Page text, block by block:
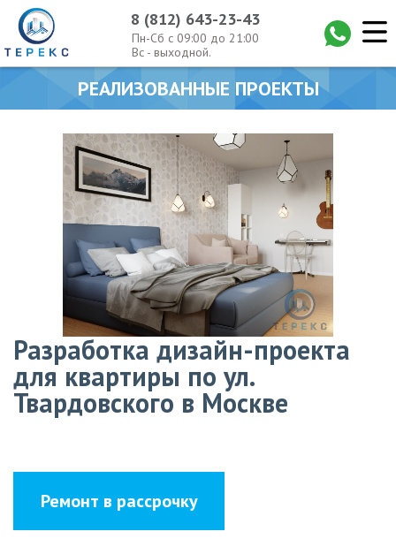
8 (812) 643-23-43
Пн-Сб с 09:00 до 21:00
Вс - выходной.
РЕАЛИЗОВАННЫЕ ПРОЕКТЫ
Разработка дизайн-проекта
для квартиры по ул.
Твардовского в Москве
Ремонт в рассрочку